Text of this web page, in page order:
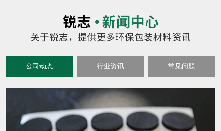
公司动态 行业资讯 常见问题